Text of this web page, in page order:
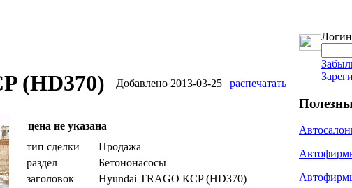
(HD370) Добавлено 2013-03-25 | распечатать
цена не указана
тип сделки
Продажа
раздел
Бетононасосы
заголовок
Hyundai TRAGO КCP (HD370)